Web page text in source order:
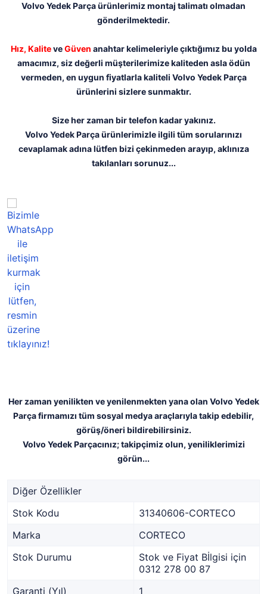
Volvo Yedek Parça ürünlerimiz montaj talimatı olmadan
gönderilmektedir.
Hız, Kalite veGüven anahtar kelimeleriyle çıktığımız bu yolda
amacımız, siz değerli müşterilerimize kaliteden asla ödün
vermeden, en uygun fiyatlarla kaliteli Volvo Yedek Parça
ürünlerini sizlere sunmaktır.
Size her zaman bir telefon kadar yakınız.
Volvo Yedek Parça ürünlerimizle ilgili tüm sorularınızı
cevaplamak adına lütfen bizi çekinmeden arayıp, aklınıza
takılanları sorunuz...
Her zaman yenilikten ve yenilenmekten yana olan Volvo Yedek
Parça firmamızı tüm sosyal medya araçlarıyla takip edebilir,
görüş/öneri bildirebilirsiniz.
Volvo Yedek Parçacınız; takipçimiz olun, yeniliklerimizi
görün...
Diğer Özellikler
Stok Kodu
31340606-CORTECO
Marka
CORTECO
Stok Durumu
Stok ve Fiyat Bİlgisi için
0312 278 00 87
Garanti (Yıl)
1